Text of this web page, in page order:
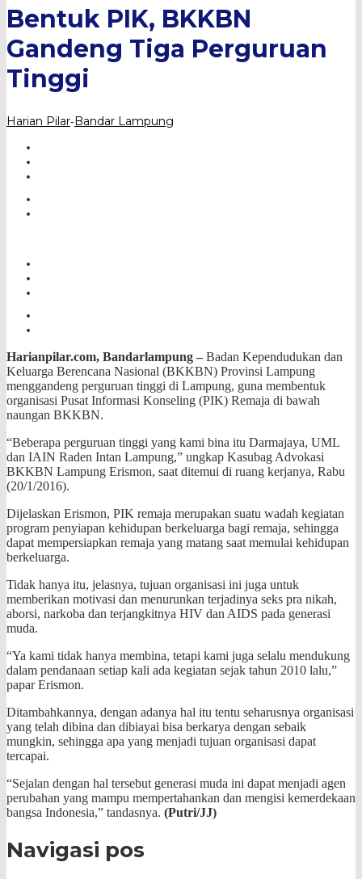
Bentuk PIK, BKKBN
Gandeng Tiga Perguruan
Tinggi
Harian Pilar-Bandar Lampung
Harianpilar.com, Bandarlampung – Badan Kependudukan dan
Keluarga Berencana Nasional (BKKBN) Provinsi Lampung
menggandeng perguruan tinggi di Lampung, guna membentuk
organisasi Pusat Informasi Konseling (PIK) Remaja di bawah
naungan BKKBN.
“Beberapa perguruan tinggi yang kami bina itu Darmajaya, UML
dan IAIN Raden Intan Lampung,” ungkap Kasubag Advokasi
BKKBN Lampung Erismon, saat ditemui di ruang kerjanya, Rabu
(20/1/2016).
Dijelaskan Erismon, PIK remaja merupakan suatu wadah kegiatan
program penyiapan kehidupan berkeluarga bagi remaja, sehingga
dapat mempersiapkan remaja yang matang saat memulai kehidupan
berkeluarga.
Tidak hanya itu, jelasnya, tujuan organisasi ini juga untuk
memberikan motivasi dan menurunkan terjadinya seks pra nikah,
aborsi, narkoba dan terjangkitnya HIV dan AIDS pada generasi
muda.
“Ya kami tidak hanya membina, tetapi kami juga selalu mendukung
dalam pendanaan setiap kali ada kegiatan sejak tahun 2010 lalu,”
papar Erismon.
Ditambahkannya, dengan adanya hal itu tentu seharusnya organisasi
yang telah dibina dan dibiayai bisa berkarya dengan sebaik
mungkin, sehingga apa yang menjadi tujuan organisasi dapat
tercapai.
“Sejalan dengan hal tersebut generasi muda ini dapat menjadi agen
perubahan yang mampu mempertahankan dan mengisi kemerdekaan
bangsa Indonesia,” tandasnya. (Putri/JJ)
Navigasi pos